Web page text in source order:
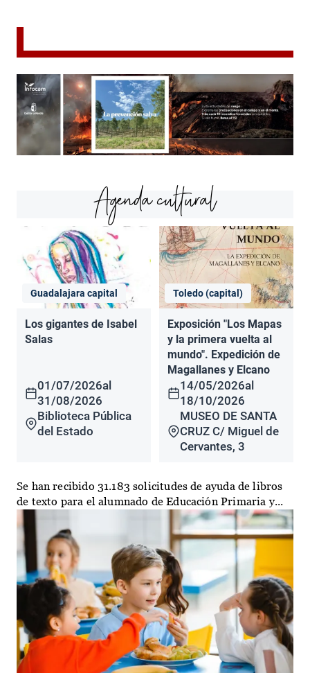
Agenda cultural
Guadalajara capital
Los gigantes de Isabel
Salas
01/07/2026al
31/08/2026
Biblioteca Pública
del Estado
Toledo (capital)
Exposición "Los Mapas
y la primera vuelta al
mundo". Expedición de
Magallanes y Elcano
14/05/2026al
18/10/2026
MUSEO DE SANTA
CRUZ C/ Miguel de
Cervantes, 3
Se han recibido 31.183 solicitudes de ayuda de libros
de texto para el alumnado de Educación Primaria y...